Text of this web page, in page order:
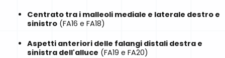
Centrato tra i malleoli mediale e laterale destro e
sinistro(FA16 e FA18)
Aspetti anteriori delle falangi distali destra e
sinistra dell'alluce (FA19 e FA20)